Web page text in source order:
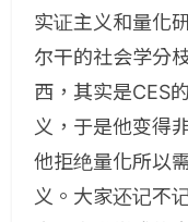
实证主义和量化
尔干的社会学分
西，其实是CES
义，于是他变得
他拒绝量化所以
义。大家还记不